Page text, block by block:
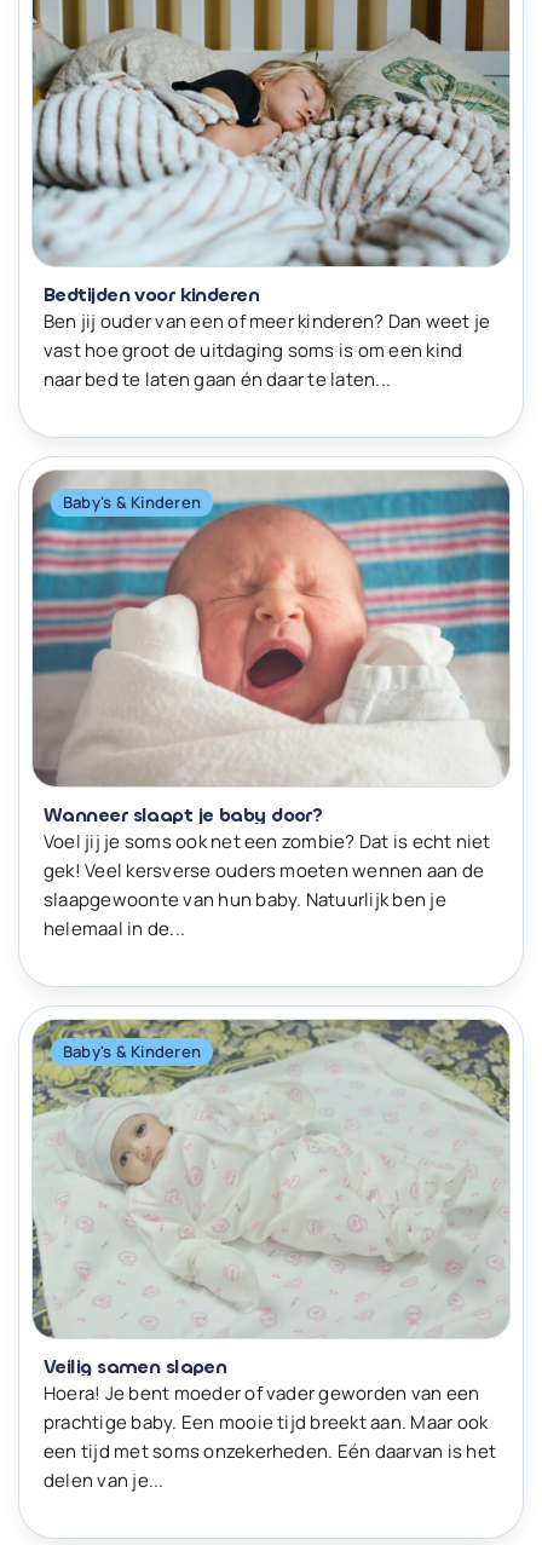
Bedtijden voor kinderen
Ben jij ouder van een of meer kinderen? Dan weet je
vast hoe groot de uitdaging soms is om een kind
naar bed te laten gaan én daar te laten...
Baby's & Kinderen
Wanneer slaapt je baby door?
Voel jij je soms ook net een zombie? Dat is echt niet
gek! Veel kersverse ouders moeten wennen aan de
slaapgewoonte van hun baby. Natuurlijk ben je
helemaal in de...
Baby's & Kinderen
Veilig samen slapen
Hoera! Je bent moeder of vader geworden van een
prachtige baby. Een mooie tijd breekt aan. Maar ook
een tijd met soms onzekerheden. Eén daarvan is het
delen van je...